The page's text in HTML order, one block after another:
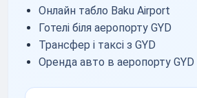
Онлайн табло Baku Airport
Готелі біля аеропорту GYD
Трансфер і таксі з GYD
Оренда авто в аеропорту GYD